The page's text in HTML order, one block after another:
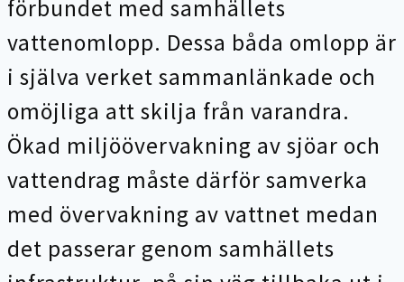
förbundet med samhällets
vattenomlopp. Dessa båda omlopp är
i själva verket sammanlänkade och
omöjliga att skilja från varandra.
Ökad miljöövervakning av sjöar och
vattendrag måste därför samverka
med övervakning av vattnet medan
det passerar genom samhällets